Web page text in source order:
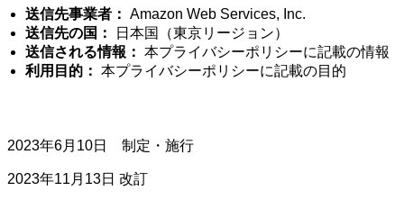
送信先事業者： Amazon Web Services, Inc.
送信先の国：
日本国（東京リージョン）
送信される情報： 本プライバシーポリシーに記載の情報
利用目的： 本プライバシーポリシーに記載の目的
2023年6月10日 制定・施行
2023年11月13日 改訂